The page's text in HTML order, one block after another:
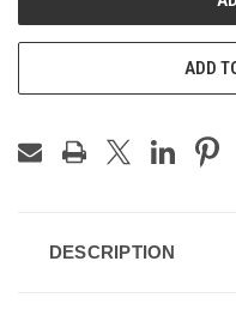
ADD
DESCRIPTION